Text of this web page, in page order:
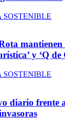
SOSTENIBLE
mantienen
y ‘Q
SOSTENIBLE
diario frente